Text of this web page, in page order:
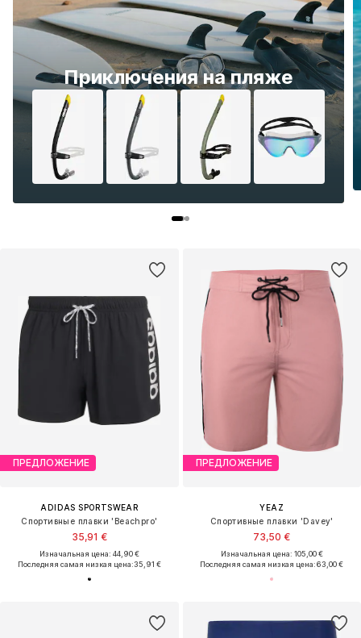
Приключения на пляже
ПРЕДЛОЖЕНИЕ
ADIDAS SPORTSWEAR
Спортивные плавки 'Beachpro'
35,91 €
Изначальная цена: 44,90 €
Последняя самая низкая цена:35,91 €
ПРЕДЛОЖЕНИЕ
YEAZ
Спортивные плавки 'Davey'
73,50 €
Изначальная цена: 105,00 €
Последняя самая низкая цена:63,00 €